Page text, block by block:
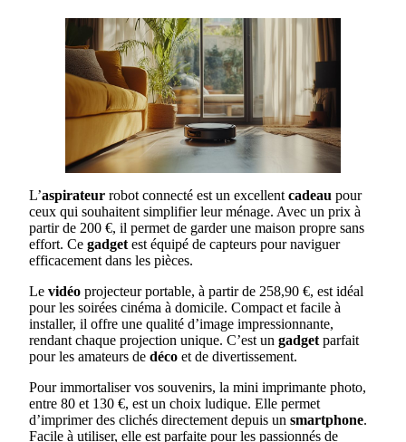
L’aspirateur robot connecté est un excellent cadeau pour
ceux qui souhaitent simplifier leur ménage. Avec un prix à
partir de 200 €, il permet de garder une maison propre sans
effort. Ce gadget est équipé de capteurs pour naviguer
efficacement dans les pièces.
Le vidéo projecteur portable, à partir de 258,90 €, est idéal
pour les soirées cinéma à domicile. Compact et facile à
installer, il offre une qualité d’image impressionnante,
rendant chaque projection unique. C’est un gadget parfait
pour les amateurs de déco et de divertissement.
Pour immortaliser vos souvenirs, la mini imprimante photo,
entre 80 et 130 €, est un choix ludique. Elle permet
d’imprimer des clichés directement depuis un smartphone.
Facile à utiliser, elle est parfaite pour les passionnés de